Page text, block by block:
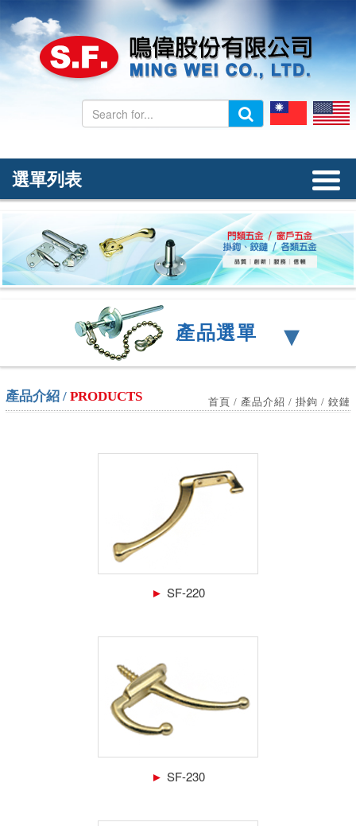
公司簡介
產品介紹
選單列表
產品選單 ▾
產品介紹 / PRODUCTS 首頁 / 產品介紹 / 掛鉤 / 鉸鏈
► SF-220
► SF-230